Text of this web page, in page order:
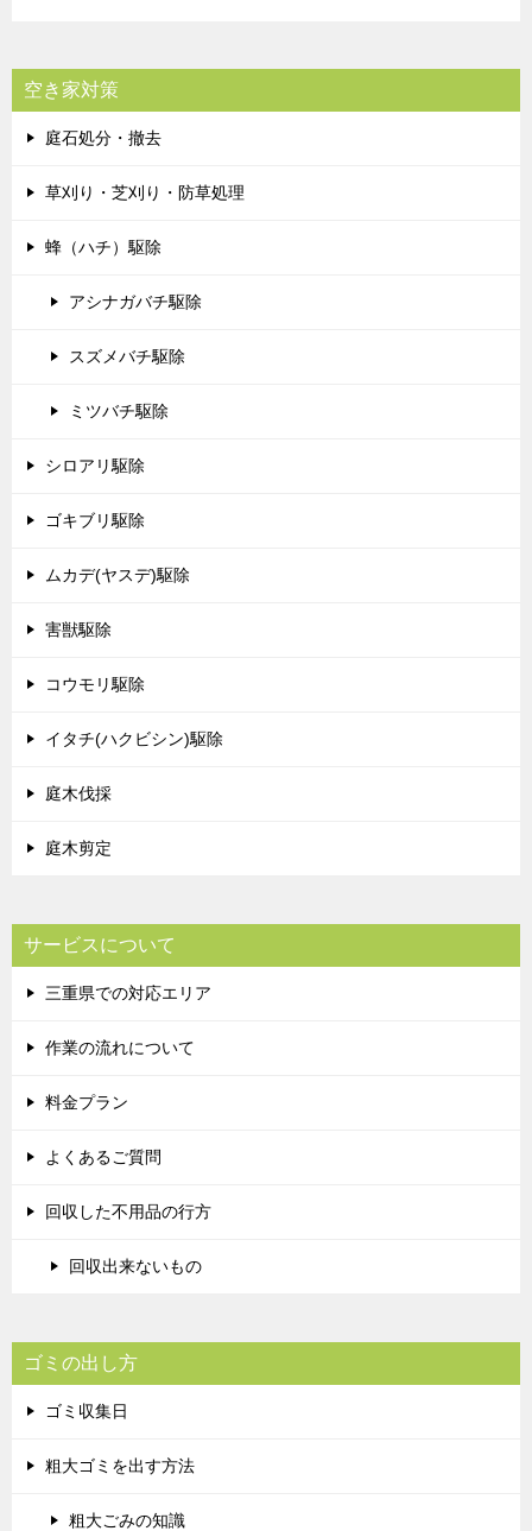
空き家対策
庭石処分・撤去
草刈り・芝刈り・防草処理
蜂（ハチ）駆除
アシナガバチ駆除
スズメバチ駆除
ミツバチ駆除
シロアリ駆除
ゴキブリ駆除
ムカデ(ヤスデ)駆除
害獣駆除
コウモリ駆除
イタチ(ハクビシン)駆除
庭木伐採
庭木剪定
サービスについて
三重県での対応エリア
作業の流れについて
料金プラン
よくあるご質問
回収した不用品の行方
回収出来ないもの
ゴミの出し方
ゴミ収集日
粗大ゴミを出す方法
粗大ごみの知識